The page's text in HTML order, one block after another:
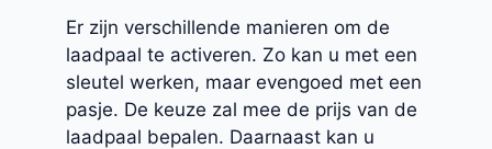
Er zijn verschillende manieren om de
laadpaal te activeren. Zo kan u met een
sleutel werken, maar evengoed met een
pasje. De keuze zal mee de prijs van de
laadpaal bepalen. Daarnaast kan u